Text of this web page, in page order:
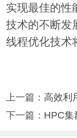
实现最佳的性
技术的不断发
线程优化技术
上一篇： 高效利
下一篇： HPC集